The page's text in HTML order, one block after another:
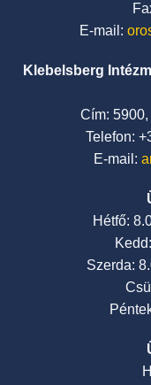
E-mail:
Klebelsberg
Cím:
Telefon:
E-mail:
Hétfő:
Szerda: